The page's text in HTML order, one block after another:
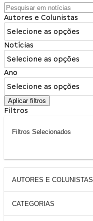
Autores e Colunistas
Selecione as opções
Notícias
Selecione as opções
Ano
Selecione as opções
Aplicar filtros
Filtros
Filtros Selecionados
AUTORES E COLUNISTAS
CATEGORIAS